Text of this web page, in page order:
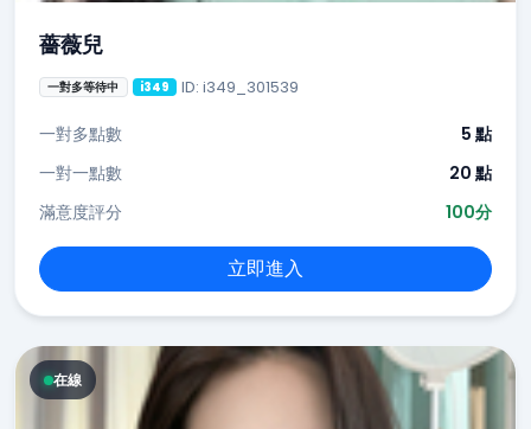
薔薇兒
一對多等待中 i349 ID: i349_301539
一對多點數
5 點
一對一點數
20 點
滿意度評分
100分
立即進入
在線